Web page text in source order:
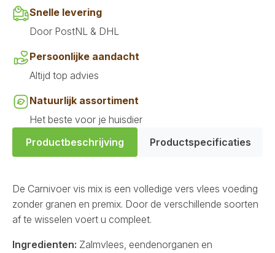
Snelle levering
Door PostNL & DHL
Persoonlijke aandacht
Altijd top advies
Natuurlijk assortiment
Het beste voor je huisdier
Productbeschrijving
Productspecificaties
De Carnivoer vis mix is een volledige vers vlees voeding
zonder granen en premix. Door de verschillende soorten
af te wisselen voert u compleet.
Ingredienten: Zalmvlees, eendenorganen en